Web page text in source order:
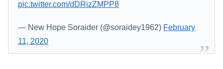
pic.twitter.com/dDRizZMPP8
— New Hope Soraider (@soraidey1962) February
11, 2020